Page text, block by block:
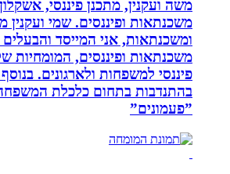
משה ועקנין, מתכנן פיננסי, אשקלון,
משכנתאות ופיננסים. שמי ועקנין משה,
ומשכנתאות, אני המייסד והבעלים של
משכנתאות ופיננסים, המומחיות שלי
פיננסי למשפחות ולארגונים. בנוסף לכך
בהתנדבות בתחום כלכלת המשפחה דרך
”פעמונים”